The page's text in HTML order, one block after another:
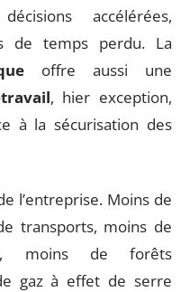
accélérées,
de temps perdu. La
offre aussi une
, hier exception,
à la sécurisation des
l’entreprise. Moins de
transports, moins de
moins de forêts
gaz à effet de serre